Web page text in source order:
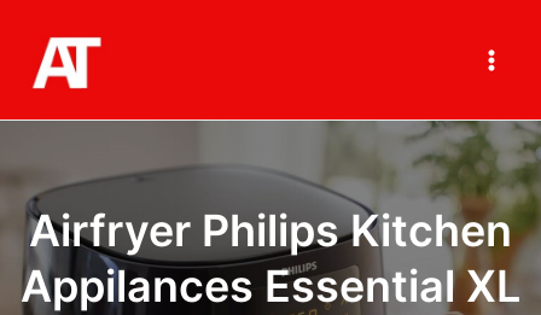
contenido
Main
Airfryer Philips Kitchen
Appilances Essential XL